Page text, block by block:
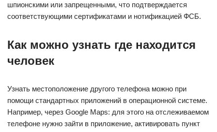
шпионскими или запрещенными, что подтверждается
соответствующими сертификатами и нотификацией ФСБ.
Как можно узнать где находится
человек
Узнать местоположение другого телефона можно при
помощи стандартных приложений в операционной системе.
Например, через Google Maps: для этого на отслеживаемом
телефоне нужно зайти в приложение, активировать пункт